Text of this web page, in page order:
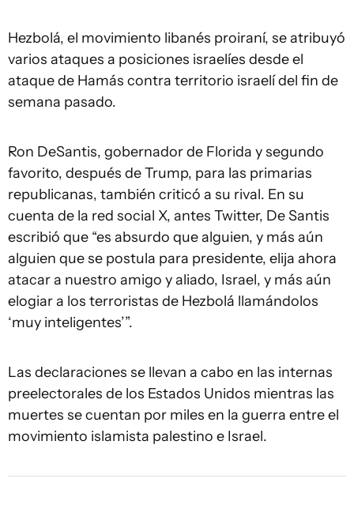
Hezbolá, el movimiento libanés proiraní, se atribuyó
varios ataques a posiciones israelíes desde el
ataque de Hamás contra territorio israelí del fin de
semana pasado.
Ron DeSantis, gobernador de Florida y segundo
favorito, después de Trump, para las primarias
republicanas, también criticó a su rival. En su
cuenta de la red social X, antes Twitter, De Santis
escribió que “es absurdo que alguien, y más aún
alguien que se postula para presidente, elija ahora
atacar a nuestro amigo y aliado, Israel, y más aún
elogiar a los terroristas de Hezbolá llamándolos
‘muy inteligentes’”.
Las declaraciones se llevan a cabo en las internas
preelectorales de los Estados Unidos mientras las
muertes se cuentan por miles en la guerra entre el
movimiento islamista palestino e Israel.